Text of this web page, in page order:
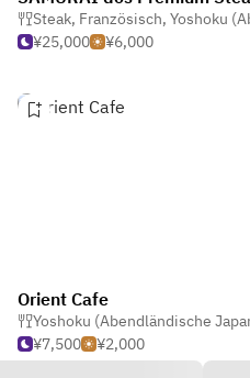
Steak, Französisch, Yoshoku
¥25,000
¥6,000
Orient Cafe
¥7,500 ¥2,000